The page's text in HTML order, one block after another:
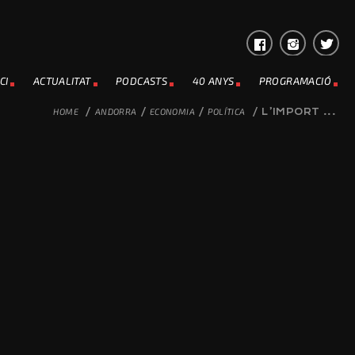
ACTUALITAT PODCASTS 40 ANYS PROGRAMACIÓ
HOME / ANDORRA / ECONOMIA / POLÍTICA / L’IMPORT ...